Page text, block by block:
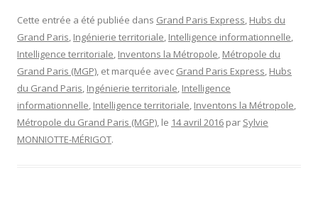
Cette entrée a été publiée dans Grand Paris Express, Hubs du
Grand Paris, Ingénierie territoriale, Intelligence informationnelle,
Intelligence territoriale, Inventons la Métropole, Métropole du
Grand Paris (MGP), et marquée avec Grand Paris Express, Hubs
du Grand Paris, Ingénierie territoriale, Intelligence
informationnelle, Intelligence territoriale, Inventons la Métropole,
Métropole du Grand Paris (MGP), le 14 avril 2016 par Sylvie
MONNIOTTE-MÉRIGOT.